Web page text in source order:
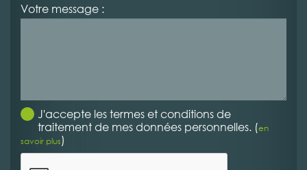
Votre message :
J'accepte les termes et conditions de
traitement de mes données personnelles. (en
savoir plus)